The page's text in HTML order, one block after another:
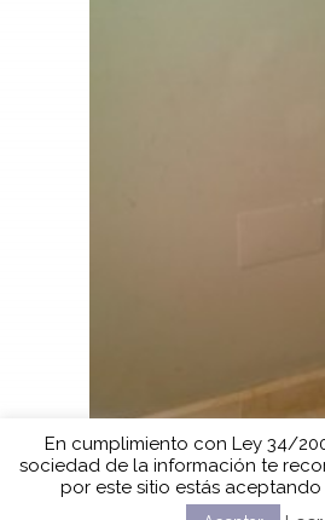
En cumplimiento con Ley 34/
sociedad de la información te
por este sitio estás